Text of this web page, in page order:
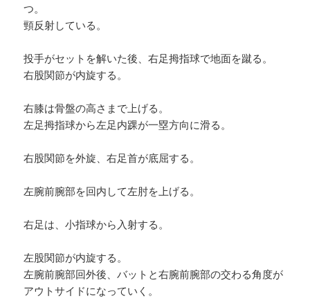
つ。
頸反射している。
投手がセットを解いた後、右足拇指球で地面を蹴る。
右股関節が内旋する。
右膝は骨盤の高さまで上げる。
左足拇指球から左足内踝が一塁方向に滑る。
右股関節を外旋、右足首が底屈する。
左腕前腕部を回内して左肘を上げる。
右足は、小指球から入射する。
左股関節が内旋する。
左腕前腕部回外後、バットと右腕前腕部の交わる角度が
アウトサイドになっていく。